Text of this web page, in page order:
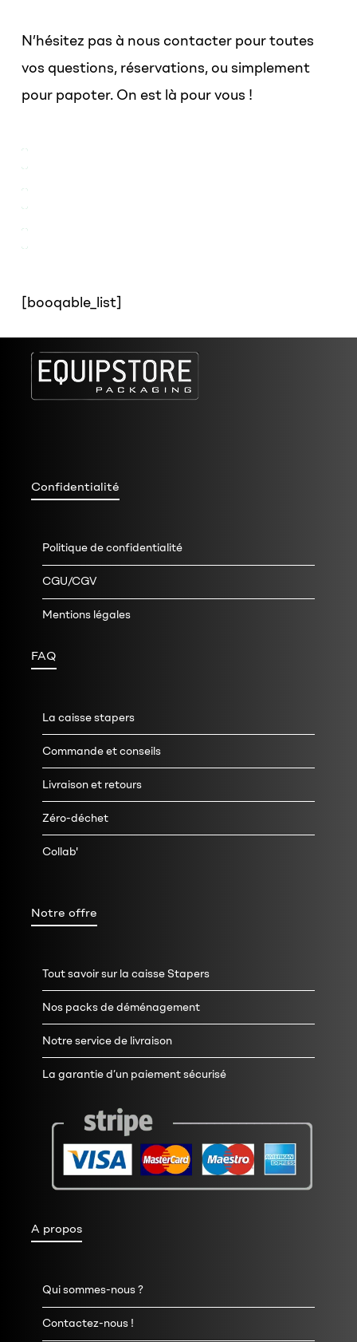
N’hésitez pas à nous contacter pour toutes
vos questions, réservations, ou simplement
pour papoter. On est là pour vous !
[booqable_list]
Confidentialité
Politique de confidentialité
CGU/CGV
Mentions légales
FAQ
La caisse stapers
Commande et conseils
Livraison et retours
Zéro-déchet
Collab'
Notre offre
Tout savoir sur la caisse Stapers
Nos packs de déménagement
Notre service de livraison
La garantie d’un paiement sécurisé
A propos
Qui sommes-nous ?
Contactez-nous !